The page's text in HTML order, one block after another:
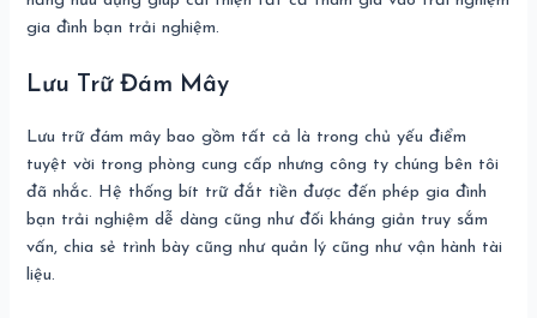
gia đình bạn trải nghiệm.
Lưu Trữ Đám Mây
Lưu trữ đám mây bao gồm tất cả là trong chủ yếu điểm
tuyệt vời trong phòng cung cấp nhưng công ty chúng bên tôi
đã nhắc. Hệ thống bít trữ đắt tiền được đến phép gia đình
bạn trải nghiệm dễ dàng cũng như đối kháng giản truy sắm
vấn, chia sẻ trình bày cũng như quản lý cũng như vận hành tài
liệu.